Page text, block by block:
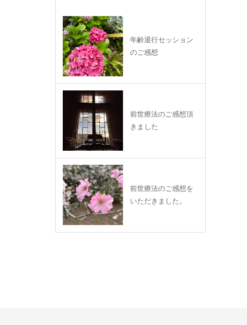
年齢退行セッション
のご感想
前世療法のご感想頂
きました
前世療法のご感想を
いただきました。